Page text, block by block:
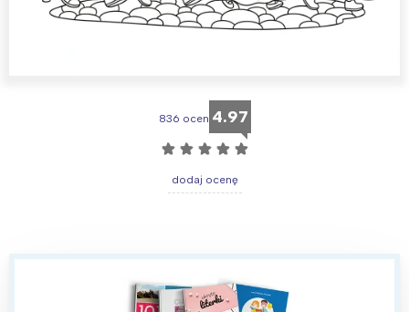
836 ocen 4.97
☆ ☆ ☆ ☆ ☆
dodaj ocenę